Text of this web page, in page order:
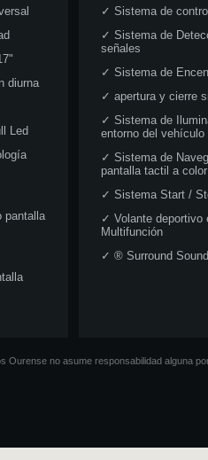
diurna
Led
pantalla
✓ Sistema de
✓ Sistema de
señales
✓ Sistema de
✓ apertura y cierre
✓ Sistema de
entorno del vehículo
✓ Sistema de
pantalla tactil a color
✓ Sistema Start /
✓ Volante deportivo
Multifunción
✓ ® Surround Sound
no asume responsabilidad alguna